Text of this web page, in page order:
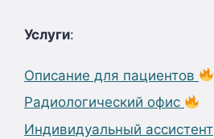
Услуги:
Описание для пациентов
Радиологический офис
Индивидуальный ассистент